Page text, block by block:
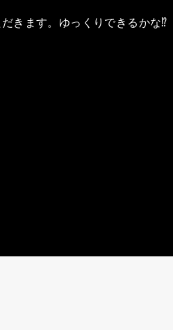
きます。ゆっくりできるかな⁉️